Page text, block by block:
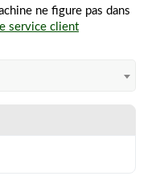
ne figure pas dans
service client